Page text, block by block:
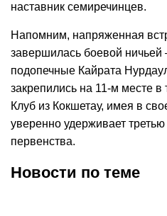
наставник семиречинцев.
Напомним, напряженная
завершилась боевой ничьей
подопечные Кайрата
закрепились на 11-м месте
Клуб из Кокшетау, имея в
уверенно удерживает
первенства.
Новости по теме